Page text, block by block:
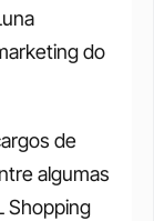
do
de
algumas
Shopping